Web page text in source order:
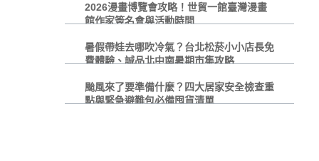
2026漫畫博覽會攻略！世貿一館臺灣漫畫
館作家簽名會與活動時間
暑假帶娃去哪吹冷氣？台北松菸小小店長免
費體驗、誠品北中南暑期市集攻略
颱風來了要準備什麼？四大居家安全檢查重
點與緊急避難包必備囤貨清單